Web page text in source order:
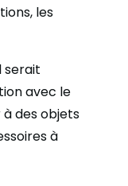
les
serait
avec le
des objets
à